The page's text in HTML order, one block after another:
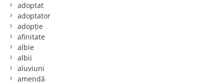
adoptat
adoptator
adopție
afinitate
albie
albii
aluviuni
amendă